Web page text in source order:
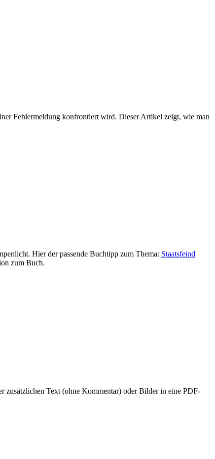
Fehlermeldung konfrontiert wird. Dieser Artikel zeigt, wie man
Hier der passende Buchtipp zum Thema: Staatsfeind
zum Buch.
zusätzlichen Text (ohne Kommentar) oder Bilder in eine PDF-